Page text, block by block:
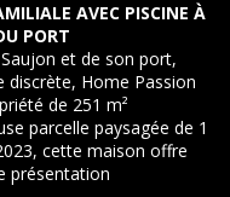
AVEC PISCINE À
PORT
et de son port,
discrète, Home Passion
de 251 m²
parcelle paysagée de 1
cette maison offre
présentation